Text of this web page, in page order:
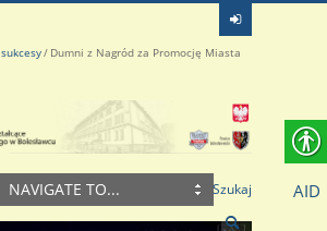
sukcesy Dumni z Nagród za Promocję Miasta
NAVIGATE TO... Szukaj AID